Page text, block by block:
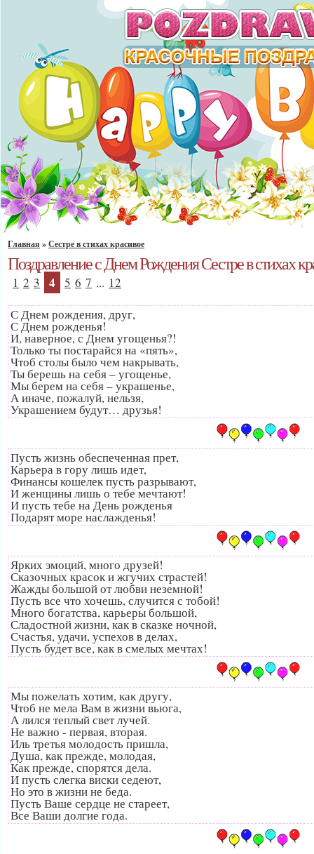
Главная »Сестре в стихах красивое
Поздравление с Днем Рождения Сестре в стихах
1 2 3 4 5 6 7 ... 12
С Днем рождения, друг,
С Днем рожденья!
И, наверное, с Днем угощенья?!
Только ты постарайся на «пять»,
Чтоб столы было чем накрывать,
Ты берешь на себя – угощенье,
Мы берем на себя – украшенье,
А иначе, пожалуй, нельзя,
Украшением будут… друзья!
Пусть жизнь обеспеченная прет,
Карьера в гору лишь идет,
Финансы кошелек пусть разрывают,
И женщины лишь о тебе мечтают!
И пусть тебе на День рожденья
Подарят море наслажденья!
Ярких эмоций, много друзей!
Сказочных красок и жгучих страстей!
Жажды большой от любви неземной!
Пусть все что хочешь, случится с тобой!
Много богатства, карьеры большой,
Сладостной жизни, как в сказке ночной,
Счастья, удачи, успехов в делах,
Пусть будет все, как в смелых мечтах!
Мы пожелать хотим, как другу,
Чтоб не мела Вам в жизни вьюга,
А лился теплый свет лучей.
Не важно - первая, вторая.
Иль третья молодость пришла,
Душа, как прежде, молодая,
Как прежде, спорятся дела.
И пусть слегка виски седеют,
Но это в жизни не беда.
Пусть Ваше сердце не стареет,
Все Ваши долгие года.